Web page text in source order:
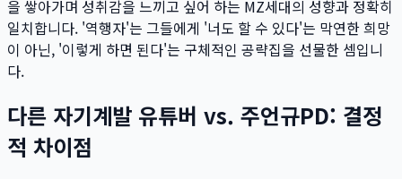
을 쌓아가며 성취감을 느끼고 싶어 하는 MZ세대의 성향과 정확히
일치합니다. '역행자'는 그들에게 '너도 할 수 있다'는 막연한 희망
이 아닌, '이렇게 하면 된다'는 구체적인 공략집을 선물한 셈입니
다.
다른 자기계발 유튜버 vs. 주언규PD: 결정
적 차이점